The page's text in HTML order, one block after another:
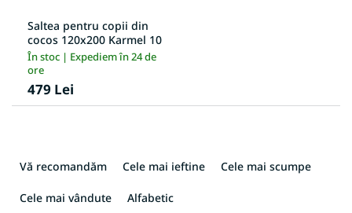
Saltea pentru copii din
cocos 120x200 Karmel 10
În stoc | Expediem în 24 de
ore
479 Lei
e
e
Vă recomandăm Cele mai ieftine Cele mai scumpe
Cele mai vândute Alfabetic